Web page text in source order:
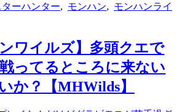
ーハンター
モンハン
モンハンライ
ンワイルズ】多頭クエで
ってるところに来ない
か？【MHWilds】